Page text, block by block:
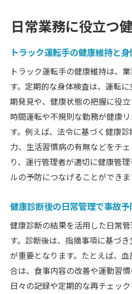
日常業務に役立つ
トラック運転手の健康維持と
トラック運転手の健康維持は、
す。定期的な身体検査は、運転
期発見や、健康状態の把握に役
時間運転や不規則な勤務が健康
す。例えば、法令に基づく健康
力、生活習慣病の有無などをチ
り、運行管理者が適切に健康管
ルの予防につなげることができま
健康診断後の日常管理で事故
健康診断の結果を活用した日常
す。診断後は、指摘事項に基づ
が重要となります。たとえば、
合は、食事内容の改善や運動習慣
日々の記録や定期的な再チェッ